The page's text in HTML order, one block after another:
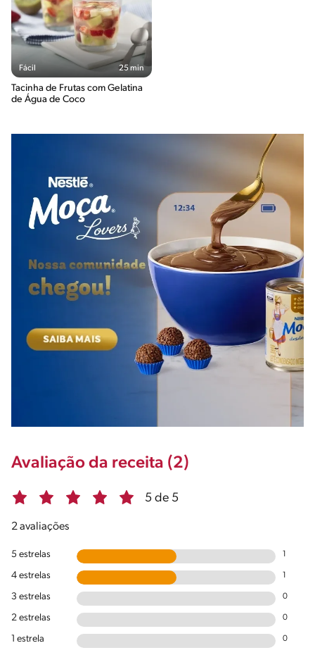
Fácil 25 min
Tacinha de Frutas com Gelatina
de Água de Coco
Avaliação da receita (2)
5 de 5
2 avaliações
5 estrelas
4 estrelas
3 estrelas 0
2 estrelas 0
1 estrela 0